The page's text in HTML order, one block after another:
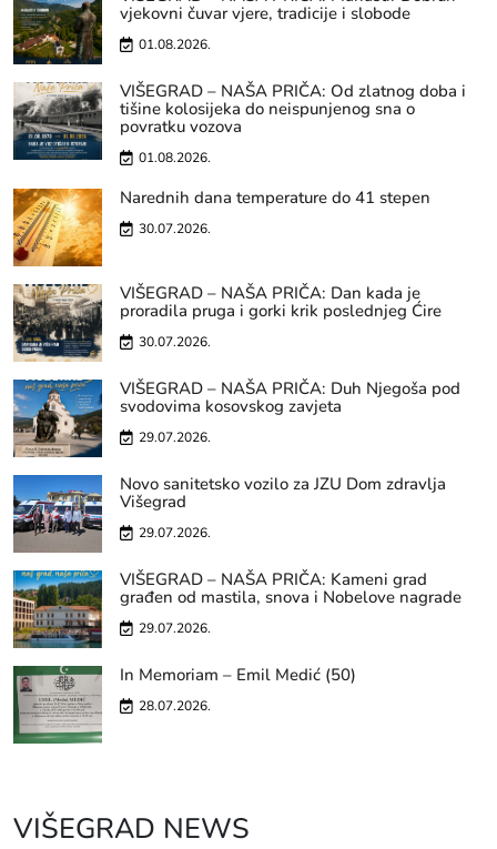
vjekovni čuvar vjere, tradicije i slobode
01.08.2026.
VIŠEGRAD – NAŠA PRIČA: Od zlatnog doba i
tišine kolosijeka do neispunjenog sna o
povratku vozova
01.08.2026.
Narednih dana temperature do 41 stepen
30.07.2026.
VIŠEGRAD – NAŠA PRIČA: Dan kada je
proradila pruga i gorki krik poslednjeg Ćire
30.07.2026.
VIŠEGRAD – NAŠA PRIČA: Duh Njegoša pod
svodovima kosovskog zavjeta
29.07.2026.
Novo sanitetsko vozilo za JZU Dom zdravlja
Višegrad
29.07.2026.
VIŠEGRAD – NAŠA PRIČA: Kameni grad
građen od mastila, snova i Nobelove nagrade
29.07.2026.
In Memoriam – Emil Medić (50)
28.07.2026.
VIŠEGRAD NEWS